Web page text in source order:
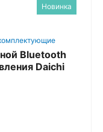
Новинка
Bluetooth
Daichi